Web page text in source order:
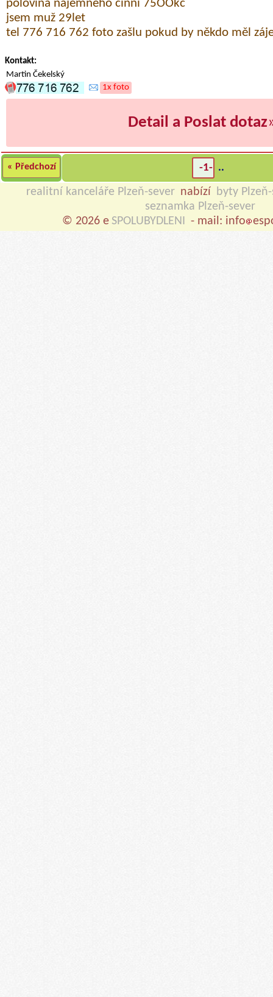
polovina nájemného činní 75OOkč
jsem muž 29let
tel 776 716 762 foto zašlu pokud by někdo měl
Kontakt:
Martin Čekelský
1x foto
Detail a Poslat dotaz
« Předchozí -1- ..
realitní kanceláře Plzeň-sever nabízí byty
seznamka Plzeň-sever
© 2026 e SPOLUBYDLENI - mail: info